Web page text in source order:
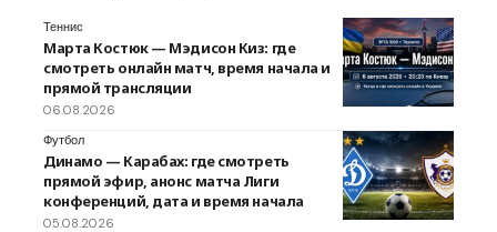
Теннис
Марта Костюк — Мэдисон Киз: где
смотреть онлайн матч, время начала и
прямой трансляции
06.08.2026
Футбол
Динамо — Карабах: где смотреть
прямой эфир, анонс матча Лиги
конференций, дата и время начала
05.08.2026